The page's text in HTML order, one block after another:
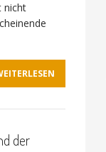
nicht
der